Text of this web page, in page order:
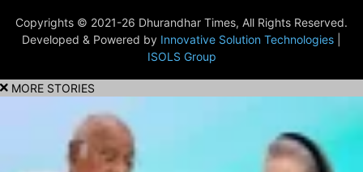
Copyrights © 2021-26 Dhurandhar Times, All Rights Reserved.
Developed & Powered by Innovative Solution Technologies
ISOLS Group
MORE STORIES